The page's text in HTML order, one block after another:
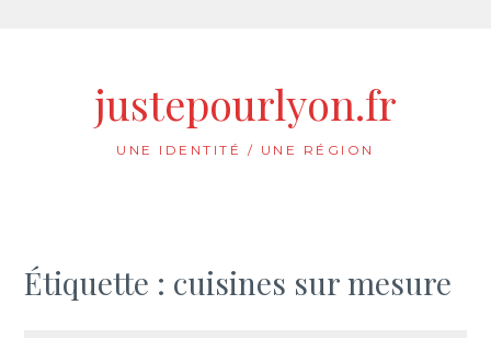
justepourlyon.fr
UNE IDENTITÉ / UNE RÉGION
Étiquette : cuisines sur mesure